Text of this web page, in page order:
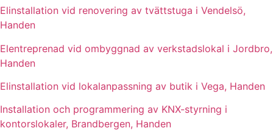
Elinstallation vid renovering av tvättstuga i Vendelsö,
Handen
Elentreprenad vid ombyggnad av verkstadslokal i Jordbro,
Handen
Elinstallation vid lokalanpassning av butik i Vega, Handen
Installation och programmering av KNX-styrning i
kontorslokaler, Brandbergen, Handen